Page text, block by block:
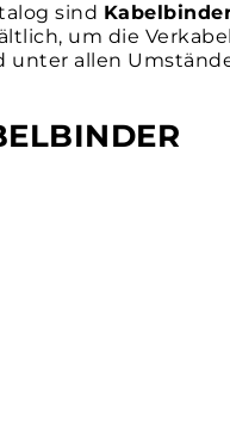
sind
um die
unter allen